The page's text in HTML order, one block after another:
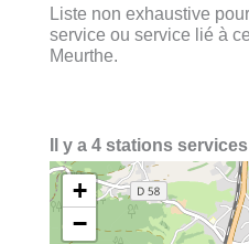
Liste non exhaustive
service ou service lié à
Meurthe.
Il y a 4 stations
+
−